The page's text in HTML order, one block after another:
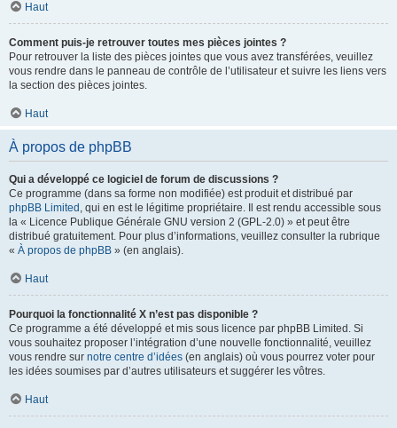
Haut
Comment puis-je retrouver toutes mes pièces jointes ?
Pour retrouver la liste des pièces jointes que vous avez transférées, veuillez
vous rendre dans le panneau de contrôle de l’utilisateur et suivre les liens vers
la section des pièces jointes.
Haut
À propos de phpBB
Qui a développé ce logiciel de forum de discussions ?
Ce programme (dans sa forme non modifiée) est produit et distribué par
phpBB Limited , qui en est le légitime propriétaire. Il est rendu accessible sous
la « Licence Publique Générale GNU version 2 (GPL-2.0) » et peut être
distribué gratuitement. Pour plus d’informations, veuillez consulter la rubrique
« À propos de phpBB » (en anglais).
Haut
Pourquoi la fonctionnalité X n’est pas disponible ?
Ce programme a été développé et mis sous licence par phpBB Limited. Si
vous souhaitez proposer l’intégration d’une nouvelle fonctionnalité, veuillez
vous rendre sur notre centre d’idées (en anglais) où vous pourrez voter pour
les idées soumises par d’autres utilisateurs et suggérer les vôtres.
Haut